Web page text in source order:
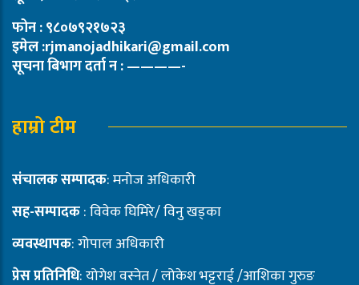
फोन : ९८०७९२१७२३
इमेल :rjmanojadhikari@gmail.com
सूचना बिभाग दर्ता न : ————-
हाम्रो टीम
संचालक सम्पादक: मनोज अधिकारी
सह-सम्पादक: विवेक घिमिरे/ विनु खड्का
व्यवस्थापक: गोपाल अधिकारी
प्रेस प्रतिनिधि: योगेश वस्नेत / लोकेश भट्टराई /आशिका गुरुङ